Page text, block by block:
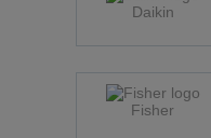
Daikin
Fisher